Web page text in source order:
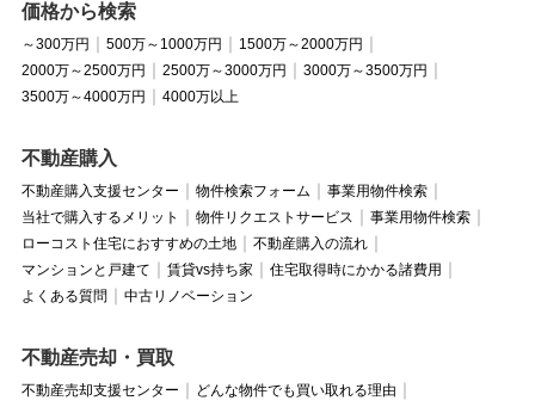
価格から検索
～300万円 500万～1000万円
1500万～2000万円
2000万～2500万円
2500万～3000万円
3000万～3500万円
3500万～4000万円
4000万以上
不動産購入
不動産購入支援センター 物件検索フォーム
事業用物件検索
当社で購入するメリット
物件リクエストサービス
事業用物件検索
ローコスト住宅におすすめの土地
不動産購入の流れ
マンションと戸建て
賃貸vs持ち家
住宅取得時にかかる諸費用
よくある質問
中古リノベーション
不動産売却・買取
不動産売却支援センター
どんな物件でも買い取れる理由